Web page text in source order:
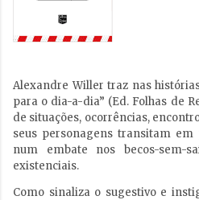
Alexandre Willer traz nas
para o dia-a-dia” (Ed. Folhas de
de situações, ocorrências,
seus personagens transitam em
num embate nos becos-sem-
existenciais.
Como sinaliza o sugestivo e